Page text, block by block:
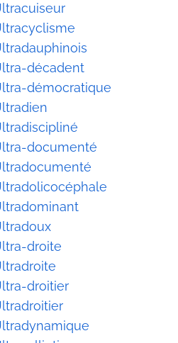
décadent
démocratique
documenté
droite
droitier